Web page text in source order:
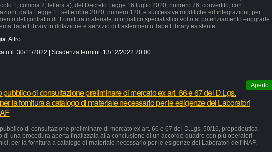
1, comma 2, lettera a), del Decreto Legge 16 luglio 2020, numero 76, convertito, con
dalla Legge 11 settembre 2020, numero 120, e successive modifiche ed integrazioni, per
del contratto di ‘Fornitura materiale informatico specialistico volto al potenziamento –upgrade
Tape Library in dotazione e servizio di trasferimento Tape Library esistente’
:Altro
il: 30/11/2022 | Scadenza termini: 13/12/2022 20:00
Aperto
pubblico di consultazione preliminare di mercato ex art. 66 e 67 del D.Lgs.
la fornitura a catalogo di materiale necessario per le esigenze dei Laboratori
di consultazione preliminare di mercato ex art. 66 e 67 del D.Lgs. 50/16, propedeutica
di una procedura aperta finalizzata alla conclusione di un accordo quadro con più operatori
per la fornitura a catalogo di materiale necessario per le esigenze dei Laboratori dell'INAF.